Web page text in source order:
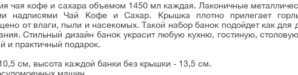
чая кофе и сахара объемом 1450 мл каждая. Лаконичные
надписями Чай Кофе и Сахар. Крышка плотно прилегает
от влаги, пыли и насекомых. Такой набор банок подойдет как для
Стильный дизайн банок украсит любую кухню, гостиную,
и практичный подарок.
см, высота каждой банки без крышки - 13,5 см.